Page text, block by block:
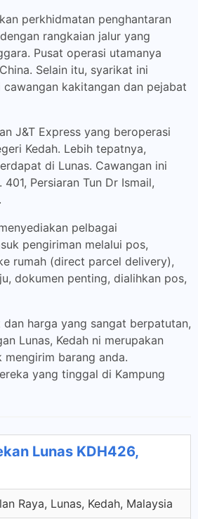
perkhidmatan penghantaran
rangkaian jalur yang
Pusat operasi utamanya
Selain itu, syarikat ini
kakitangan dan pejabat
J&T Express yang beroperasi
Kedah. Lebih tepatnya,
di Lunas. Cawangan ini
Persiaran Tun Dr Ismail,
pelbagai
pengiriman melalui pos,
rumah (direct parcel delivery),
dokumen penting, dialihkan pos,
dan harga yang sangat berpatutan,
Lunas, Kedah ni merupakan
barang anda.
yang tinggal di Kampung
Lunas KDH426,
Raya, Lunas, Kedah, Malaysia